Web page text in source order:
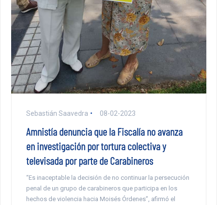
Sebastián Saavedra 08-02-2023
Amnistía denuncia que la Fiscalía no avanza
en investigación por tortura colectiva y
televisada por parte de Carabineros
“Es inaceptable la decisión de no continuar la persecución
penal de un grupo de carabineros que participa en los
hechos de violencia hacia Moisés Órdenes”, afirmó el